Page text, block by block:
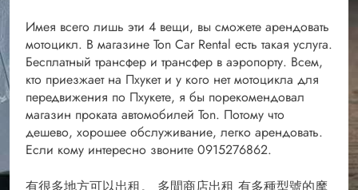
Имея всего лишь эти 4 вещи, вы сможете арендовать
мотоцикл. В магазине Ton Car Rental есть такая услуга.
Бесплатный трансфер и трансфер в аэропорту. Всем,
кто приезжает на Пхукет и у кого нет мотоцикла для
передвижения по Пхукете, я бы порекомендовал
магазин проката автомобилей Ton. Потому что
дешево, хорошее обслуживание, легко арендовать.
Если кому интересно звоните 0915276862.
有很多地方可以出租。 多間商店出租 有多種型號的摩